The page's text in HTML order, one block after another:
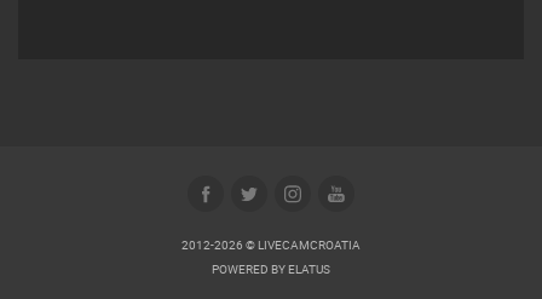
2012-2026 © LIVECAMCROATIA
POWERED BY ELATUS